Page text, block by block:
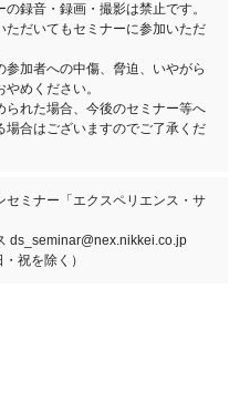
の録音・録画・撮影は禁止です。
ただいてもセミナーに参加いただ
参加者への中傷、脅迫、いやがら
めください。
られた場合、今後のセミナー等へ
場合はございますのでご了承くだ
セミナー「エクスペリエンス・サ
ds_seminar@nex.nikkei.co.jp
祝を除く）